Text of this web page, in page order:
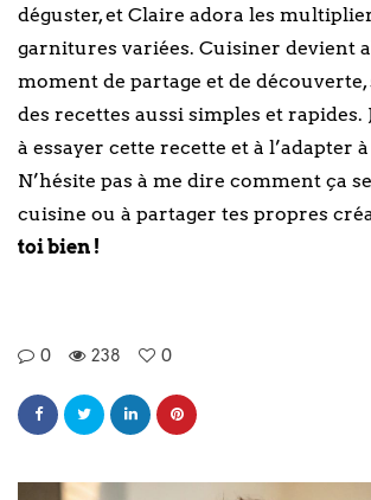
déguster, et Claire adora les
garnitures variées. Cuisiner devient
moment de partage et de
des recettes aussi simples et rapides.
à essayer cette recette et à l’adapter
N’hésite pas à me dire comment ça
cuisine ou à partager tes propres
toi bien !
0 238 0